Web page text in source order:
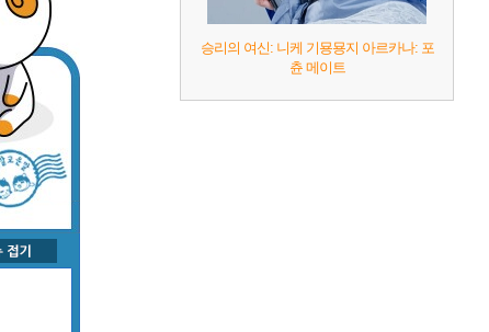
승리의 여신: 니케 기묭묭지 아르카나: 포
츈 메이트